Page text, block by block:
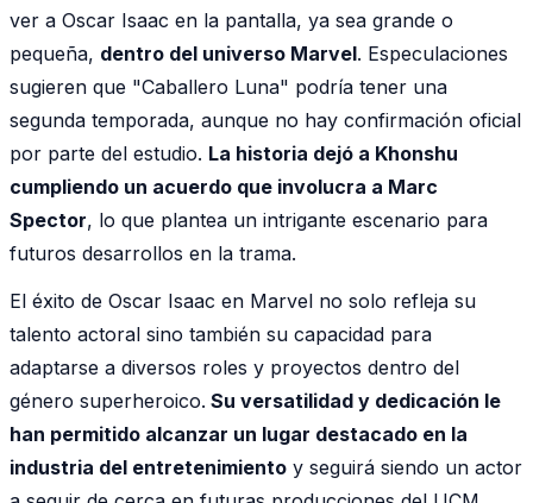
ver a Oscar Isaac en la pantalla, ya sea grande o
pequeña, dentro del universo Marvel. Especulaciones
sugieren que "Caballero Luna" podría tener una
segunda temporada, aunque no hay confirmación oficial
por parte del estudio. La historia dejó a Khonshu
cumpliendo un acuerdo que involucra a Marc
Spector, lo que plantea un intrigante escenario para
futuros desarrollos en la trama.
El éxito de Oscar Isaac en Marvel no solo refleja su
talento actoral sino también su capacidad para
adaptarse a diversos roles y proyectos dentro del
género superheroico. Su versatilidad y dedicación le
han permitido alcanzar un lugar destacado en la
industria del entretenimiento y seguirá siendo un actor